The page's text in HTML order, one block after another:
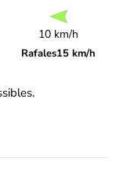
10 km/h
Rafales15 km/h